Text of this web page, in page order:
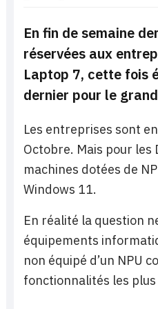
En fin de semaine
réservées aux
Laptop 7, cette fois
dernier pour le
Les entreprises sont
Octobre. Mais pour les
machines dotées de
Windows 11.
En réalité la question
équipements
non équipé d’un NPU
fonctionnalités les